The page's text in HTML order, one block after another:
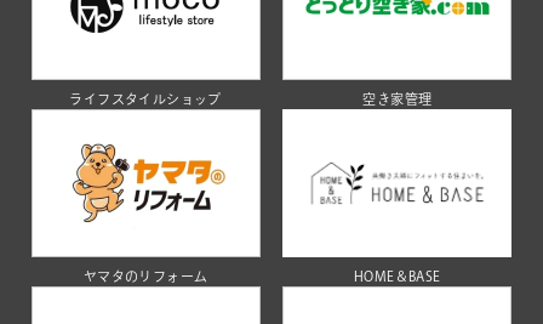
ライフスタイルショップ 空き家管理
ヤマタのリフォーム HOME＆BASE